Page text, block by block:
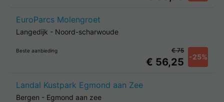
EuroParcs Molengroet
Langedijk - Noord-scharwoude
Beste aanbieding
€ 56,25 -25%
€ 75
Landal Kustpark Egmond aan Zee
Bergen - Egmond aan zee